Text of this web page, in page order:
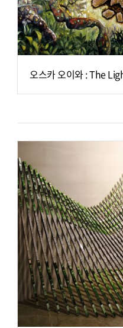
오스카 오이와 : The